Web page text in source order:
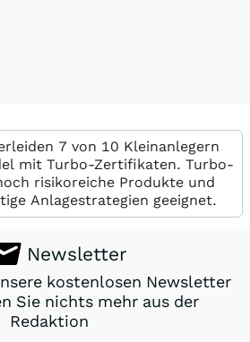
7 von 10 Kleinanlegern
mit Turbo-Zertifikaten. Turbo-
risikoreiche Produkte und
Anlagestrategien geeignet.
Newsletter
kostenlosen Newsletter
Sie nichts mehr aus der
Redaktion